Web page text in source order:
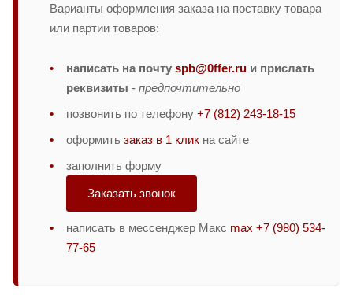
Варианты оформления заказа на поставку товара
или партии товаров:
написать на почту spb@0ffer.ru и прислать
реквизиты - предпочтительно
позвонить по телефону +7 (812) 243-18-15
оформить заказ в 1 клик на сайте
заполнить форму
Заказать звонок
написать в мессенджер Макс max +7 (980) 534-
77-65